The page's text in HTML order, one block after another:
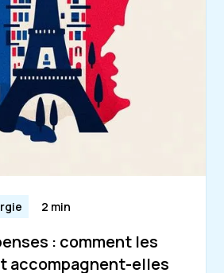
2 min
: comment les
accompagnent-elles